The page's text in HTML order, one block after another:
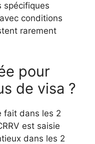
spécifiques
conditions
rarement
pour
de visa ?
fait dans les 2
est saisie
dans les 2